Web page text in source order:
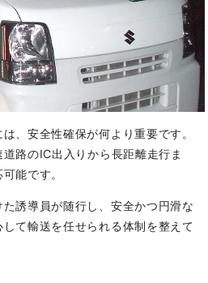
、安全性確保が何より重要です。
路のIC出入りから長距離走行ま
能です。
誘導員が随行し、安全かつ円滑な
て輸送を任せられる体制を整えて